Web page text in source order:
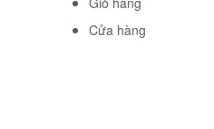
Cửa hàng